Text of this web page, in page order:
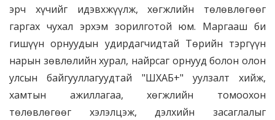
эрч хүчийг идэвхжүүлж, хөгжлийн төлөвлөгөөг
гаргах чухал эрхэм зорилготой юм. Маргааш би
гишүүн орнуудын удирдагчидтай Төрийн тэргүүн
нарын зөвлөлийн хурал, найрсаг орнууд болон олон
улсын байгууллагуудтай "ШХАБ+" уулзалт хийж,
хамтын ажиллагаа, хөгжлийн томоохон
төлөвлөгөөг хэлэлцэж, дэлхийн засаглалыг